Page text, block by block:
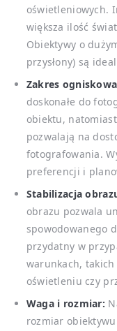
oświetleniowych.
większa ilość
Obiektywy o
przysłony) są
Zakres
doskonałe do
obiektu,
pozwalają na
fotografowania.
preferencji i
Stabilizacja
obrazu pozwala
spowodowanego
przydatny w
warunkach,
oświetleniu czy
Waga i rozmiar:
rozmiar